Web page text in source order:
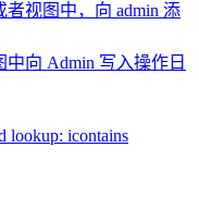
者视图中，向 admin 添
中向 Admin 写入操作日
lookup: icontains